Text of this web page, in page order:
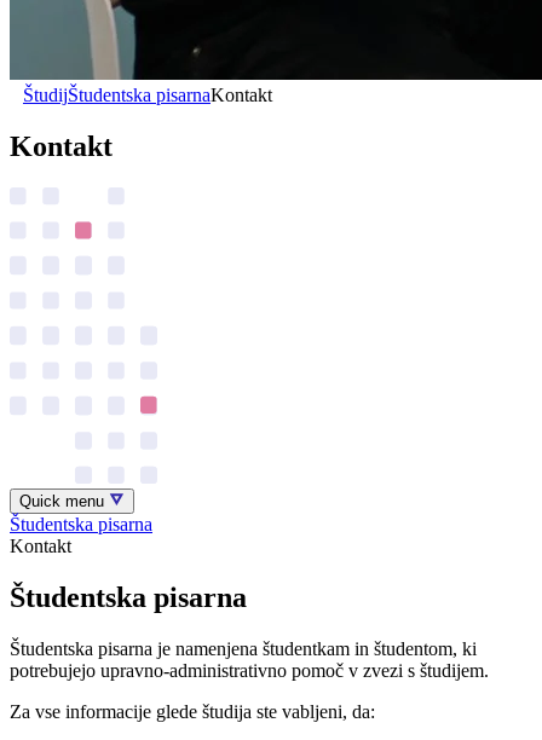
ŠtudijŠtudentska pisarnaKontakt
Kontakt
Quick menu
Študentska pisarna
Kontakt
Študentska pisarna
Študentska pisarna je namenjena študentkam in študentom, ki
potrebujejo upravno-administrativno pomoč v zvezi s študijem.
Za vse informacije glede študija ste vabljeni, da: